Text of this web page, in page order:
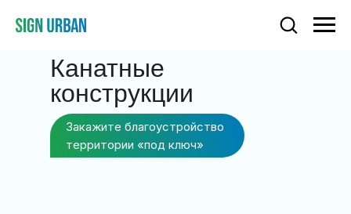
Канатные
конструкции
Закажите благоустройство
территории «под ключ»